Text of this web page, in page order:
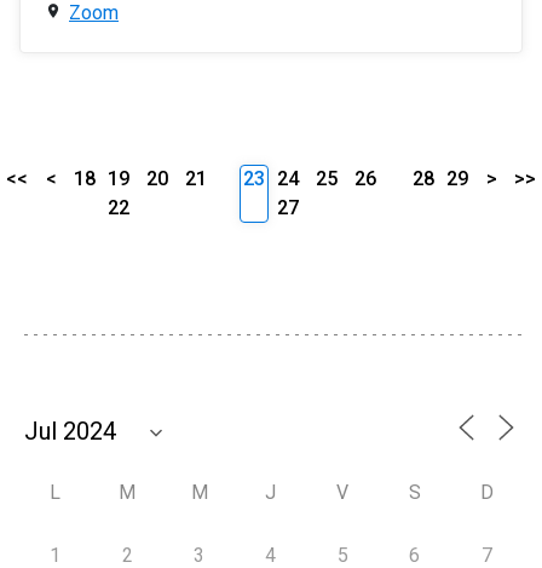
Zoom
<< < 18 19 20
21
22
23 24 25
26
27
28 29 > >>
L M M J V S D
1 2 3 4 5 6 7